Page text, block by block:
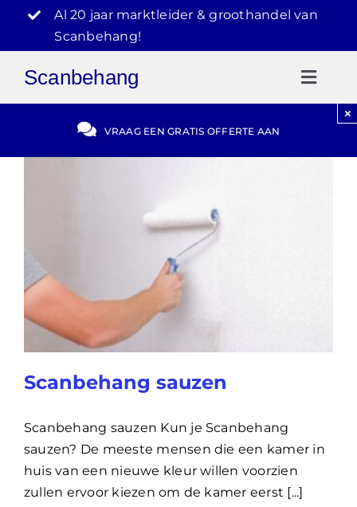
inhoud
Al 20 jaar marktleider & groothandel van
Scanbehang!
Scanbehang
Gratis Offerte
030-2072303
VRAAG EEN GRATIS OFFERTE AAN
×
Scanbehang sauzen
Scanbehang sauzen Kun je Scanbehang
sauzen? De meeste mensen die een kamer in
huis van een nieuwe kleur willen voorzien
zullen ervoor kiezen om de kamer eerst [...]